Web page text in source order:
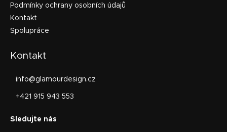
Podmínky ochrany osobních údajů
Kontakt
Spolupráce
Kontakt
info@glamourdesign.cz
+421 915 943 553